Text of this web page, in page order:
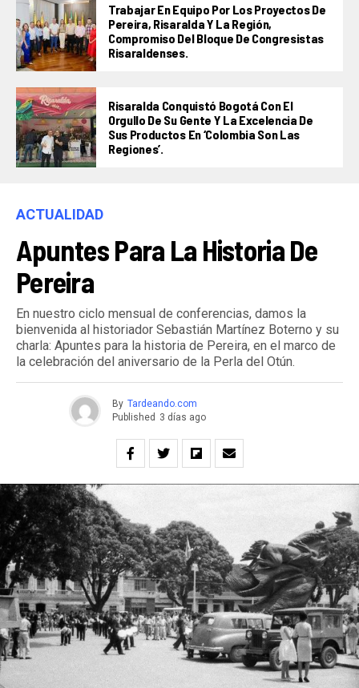
Trabajar En Equipo Por Los Proyectos De
Pereira, Risaralda Y La Región,
Compromiso Del Bloque De Congresistas
Risaraldenses.
Risaralda Conquistó Bogotá Con El
Orgullo De Su Gente Y La Excelencia De
Sus Productos En ‘Colombia Son Las
Regiones’.
ACTUALIDAD
Apuntes Para La Historia De
Pereira
En nuestro ciclo mensual de conferencias, damos la
bienvenida al historiador Sebastián Martínez Boterno y su
charla: Apuntes para la historia de Pereira, en el marco de
la celebración del aniversario de la Perla del Otún.
By Tardeando.com
Published 3 días ago